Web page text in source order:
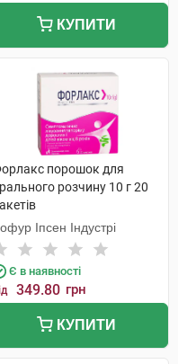
КУПИТИ
порошок для
розчину 10 г 20
Іпсен Індустрі
Є в наявності
349.80 грн
КУПИТИ